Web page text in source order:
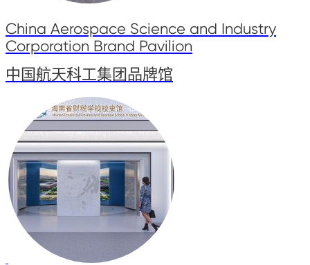
China Aerospace Science and Industry
Corporation Brand Pavilion
中国航天科工集团品牌馆